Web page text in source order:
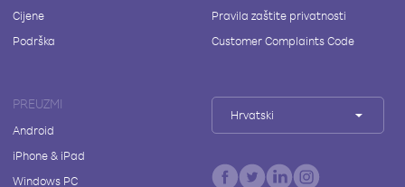
Cijene
Podrška
Pravila zaštite privatnosti
Customer Complaints Code
PREUZMI
Android
iPhone & iPad
Windows PC
Hrvatski